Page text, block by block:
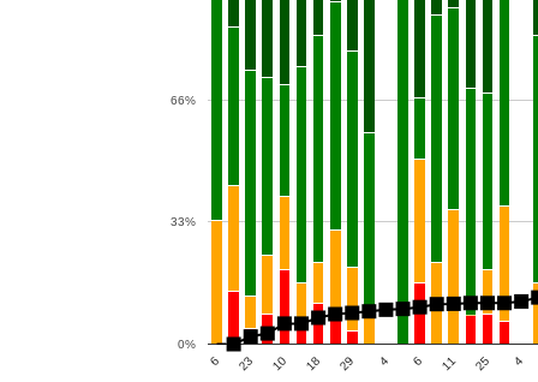
6 23 10 18 29 4 6 11 25 4
0%
33%
66%